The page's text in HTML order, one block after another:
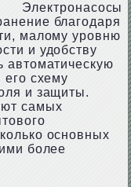
Электронасосы
благодаря
малому уровню
и удобству
автоматическую
его схему
и защиты.
самых
основных
более